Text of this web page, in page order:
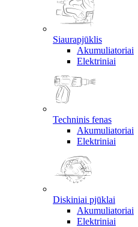
Siaurapjūklis
Akumuliatoriai
Elektriniai
Techninis fenas
Akumuliatoriai
Elektriniai
Diskiniai pjūklai
Akumuliatoriai
Elektriniai